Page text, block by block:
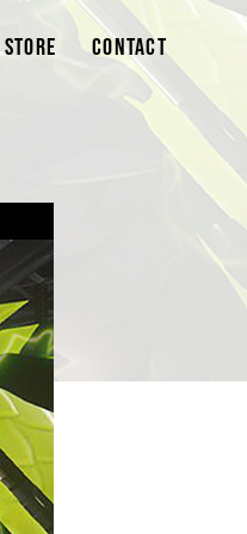
STORE CONTACT